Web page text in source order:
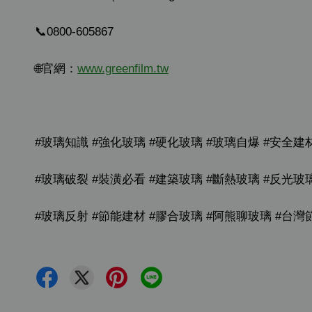
📞0800-605867
🌐官網： www.greenfilm.tw
#玻璃知識 #強化玻璃 #硬化玻璃 #玻璃自爆 #安全建
#玻璃破裂 #裝潢必看 #建築玻璃 #斷熱玻璃 #反光玻
#玻璃反射 #節能建材 #膠合玻璃 #阿熊聊玻璃 #台灣